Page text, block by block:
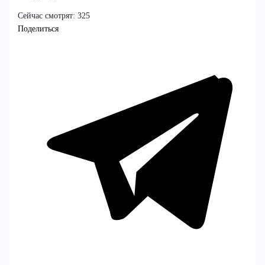
Сейчас смотрят: 325
Поделиться